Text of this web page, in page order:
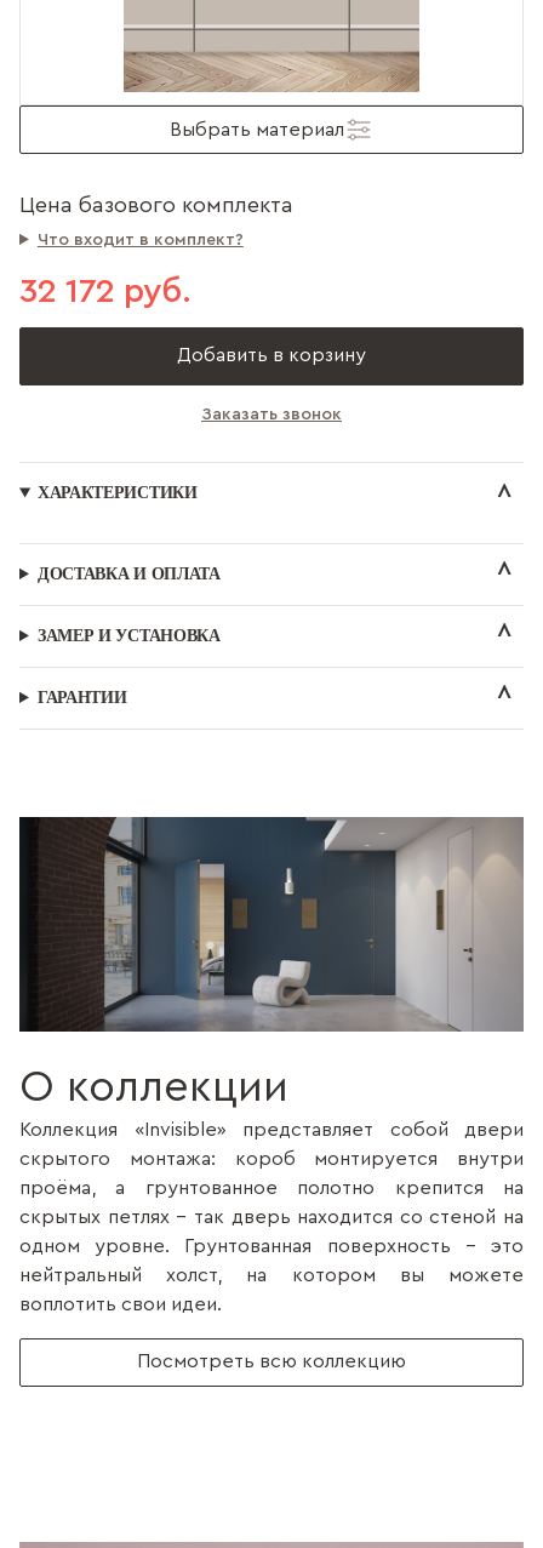
Выбрать материал
Цена базового комплекта
Что входит в комплект?
32 172 руб.
Добавить в корзину
Заказать звонок
ХАРАКТЕРИСТИКИ
ДОСТАВКА И ОПЛАТА
ЗАМЕР И УСТАНОВКА
ГАРАНТИИ
О коллекции
Коллекция «Invisible» представляет собой двери
скрытого монтажа: короб монтируется внутри
проёма, а грунтованное полотно крепится на
скрытых петлях - так дверь находится со стеной на
одном уровне. Грунтованная поверхность - это
нейтральный холст, на котором вы можете
воплотить свои идеи.
Посмотреть всю коллекцию